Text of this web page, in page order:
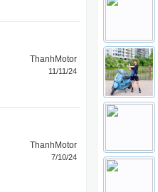
ThanhMotor
11/11/24
ThanhMotor
7/10/24